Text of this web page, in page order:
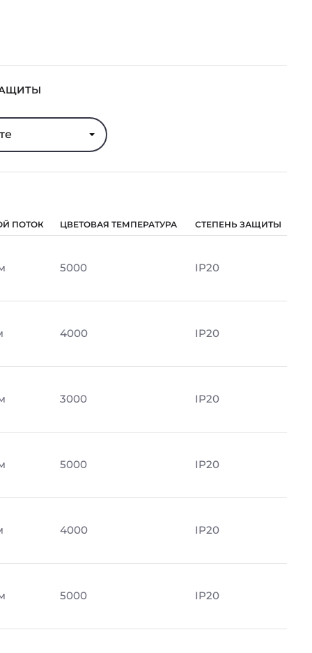
ПОТОК ЦВЕТОВАЯ ТЕМПЕРАТУРА СТЕПЕНЬ ЗАЩИТЫ
5000 IP20
4000 IP20
3000 IP20
5000 IP20
4000 IP20
5000 IP20